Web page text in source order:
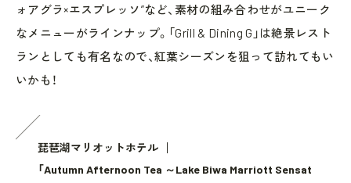
ォアグラ×エスプレッソ”など、素材の組み合わせがユニーク
なメニューがラインナップ。「Grill & Dining G」は絶景レスト
ランとしても有名なので、紅葉シーズンを狙って訪れてもい
いかも！
琵琶湖マリオットホテル
「Autumn Afternoon Tea ～Lake Biwa Marriott Sensat